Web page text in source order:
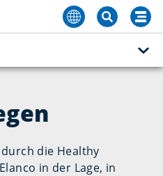
die Healthy
in der Lage, in